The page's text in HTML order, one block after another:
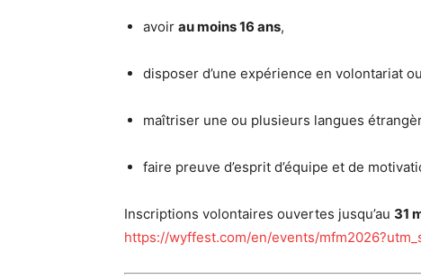
avoir au moins 16 ans,
disposer d’une expérience en volontariat
maîtriser une ou plusieurs langues
faire preuve d’esprit d’équipe et de
Inscriptions volontaires ouvertes jusqu’au 31
https://wyffest.com/en/events/